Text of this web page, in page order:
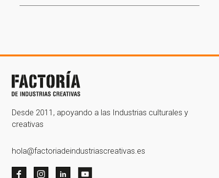
¡Gracias por suscribirte a
¡Gracias por suscribirte a nuestra newsletter!
Desde 2011, apoyando a las Industrias culturales y
creativas
hola@factoriadeindustriascreativas.es